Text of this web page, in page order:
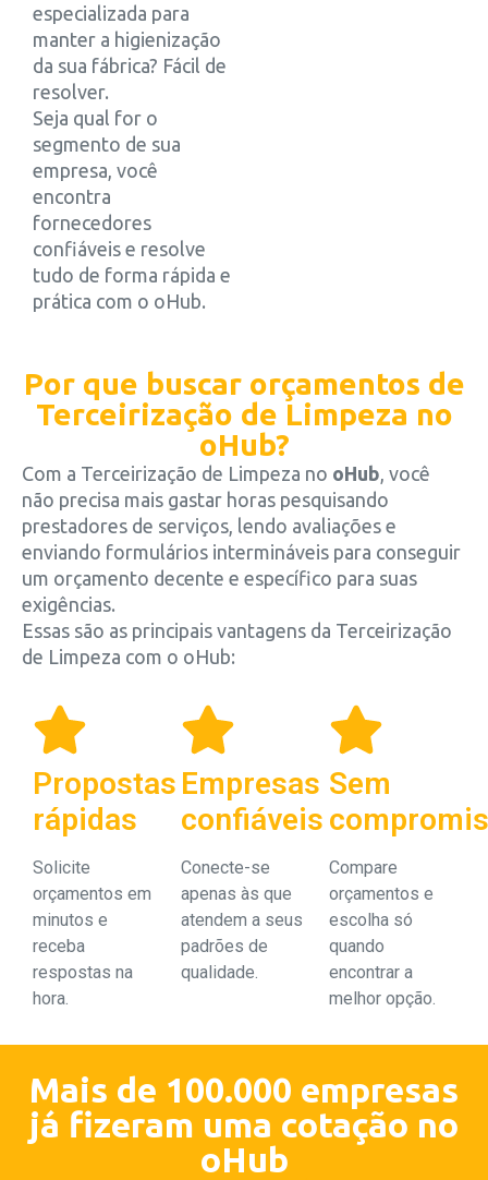
especializada para
manter a higienização
da sua fábrica? Fácil de
resolver.
Seja qual for o
segmento de sua
empresa, você
encontra
fornecedores
confiáveis e resolve
tudo de forma rápida e
prática com o oHub.
Por que buscar orçamentos de
Terceirização de Limpeza no
oHub?
Com a Terceirização de Limpeza no oHub, você
não precisa mais gastar horas pesquisando
prestadores de serviços, lendo avaliações e
enviando formulários intermináveis para conseguir
um orçamento decente e específico para suas
exigências.
Essas são as principais vantagens da Terceirização
de Limpeza com o oHub:
Propostas
rápidas
Solicite
orçamentos em
minutos e
receba
respostas na
hora.
Empresas
confiáveis
Conecte-se
apenas às que
atendem a seus
padrões de
qualidade.
Sem
Compare
orçamentos e
escolha só
quando
encontrar a
melhor opção.
Mais de 100.000 empresas
já fizeram uma cotação no
oHub